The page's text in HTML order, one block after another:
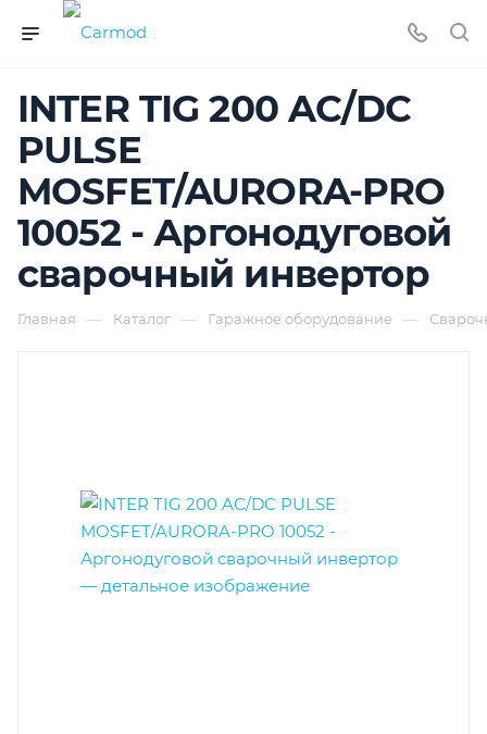
INTER TIG 200 AC/DC
PULSE
MOSFET/AURORA-PRO
10052 - Аргонодуговой
сварочный инвертор
Главная — Каталог — Гаражное оборудование —